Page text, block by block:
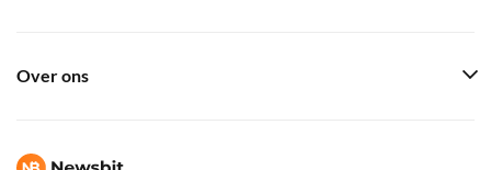
Over ons